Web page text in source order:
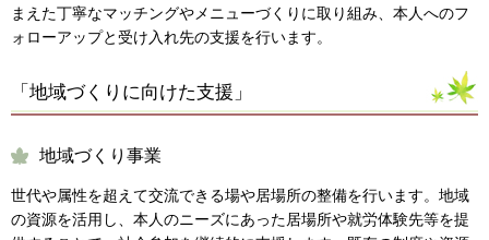
まえた丁寧なマッチングやメニューづくりに取り組み、本人へのフ
ォローアップと受け入れ先の支援を行います。
「地域づくりに向けた支援」
地域づくり事業
世代や属性を超えて交流できる場や居場所の整備を行います。地域
の資源を活用し、本人のニーズにあった居場所や就労体験先等を提